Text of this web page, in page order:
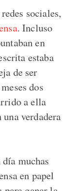
sociales,
. Incluso
en
estaba
de ser
dos
a ella
verdadera
muchas
en papel